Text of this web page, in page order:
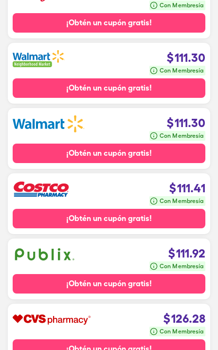
Con Membresía
¡Obtén un cupón gratis!
$111.30
Con Membresía
¡Obtén un cupón gratis!
$111.30
Con Membresía
¡Obtén un cupón gratis!
$111.41
Con Membresía
¡Obtén un cupón gratis!
$111.92
Con Membresía
¡Obtén un cupón gratis!
$126.28
Con Membresía